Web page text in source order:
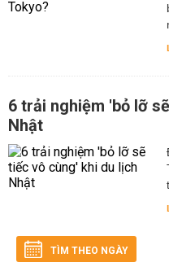
6 trải nghiệm 'bỏ lỡ
Nhật
TÌM THEO NGÀY